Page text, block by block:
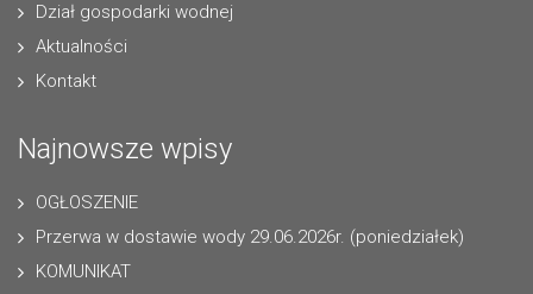
Dział gospodarki wodnej
Aktualności
Kontakt
Najnowsze wpisy
OGŁOSZENIE
Przerwa w dostawie wody 29.06.2026r. (poniedziałek)
KOMUNIKAT